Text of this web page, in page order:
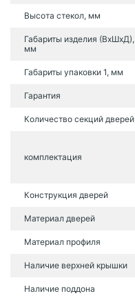
Высота стекол, мм
Габариты изделия (ВхШхД),
мм
Габариты упаковки 1, мм
Гарантия
Количество секций дверей
комплектация
Конструкция дверей
Материал дверей
Материал профиля
Наличие верхней крышки
Наличие поддона